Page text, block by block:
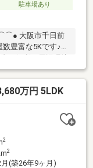
駐車場あり
大阪市千日前
数豊富な5Kです♪●
可能 ／
イフ新深江
ァミリーマート東
グシグマ深江南
お気軽
ます♪
万円 5LDK
2
2
(築26年9ヶ月)